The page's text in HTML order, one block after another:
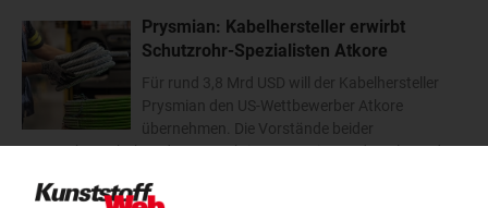
Prysmian: Kabelhersteller erwirbt
Schutzrohr-Spezialisten Atkore
Für rund 3,8 Mrd USD will der Kabelhersteller
Prysmian den US-Wettbewerber Atkore
übernehmen. Die Vorstände beider
Unternehmen haben der Transaktion zugestimmt, das Plazet der
10.08.2026